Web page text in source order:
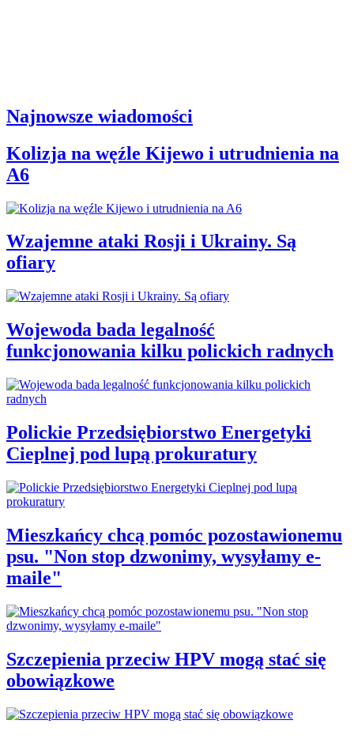
Najnowsze wiadomości
Kolizja na węźle Kijewo i utrudnienia na
A6
Wzajemne ataki Rosji i Ukrainy. Są
ofiary
Wojewoda bada legalność
funkcjonowania kilku polickich radnych
Polickie Przedsiębiorstwo Energetyki
Cieplnej pod lupą prokuratury
Mieszkańcy chcą pomóc pozostawionemu
psu. "Non stop dzwonimy, wysyłamy e-
maile"
Szczepienia przeciw HPV mogą stać się
obowiązkowe